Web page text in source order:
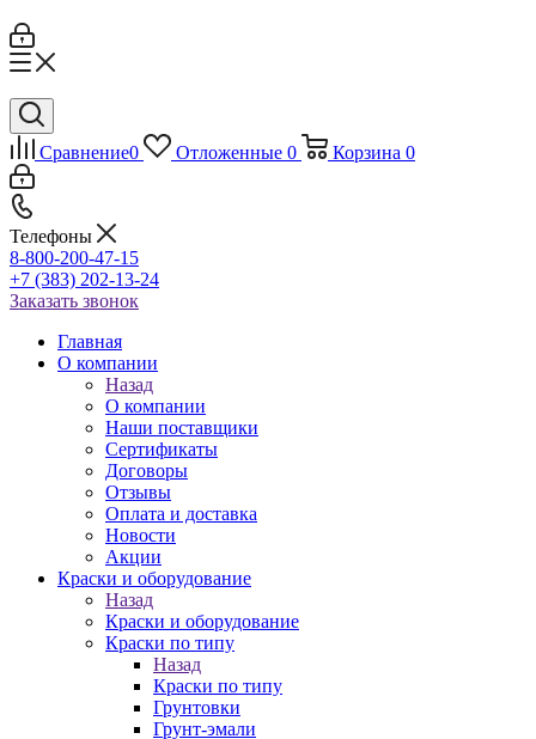
Сравнение0 Отложенные 0 Корзина 0
Телефоны
8-800-200-47-15
+7 (383) 202-13-24
Заказать звонок
Главная
О компании
Назад
О компании
Наши поставщики
Сертификаты
Договоры
Отзывы
Оплата и доставка
Новости
Акции
Краски и оборудование
Назад
Краски и оборудование
Краски по типу
Назад
Краски по типу
Грунтовки
Грунт-эмали